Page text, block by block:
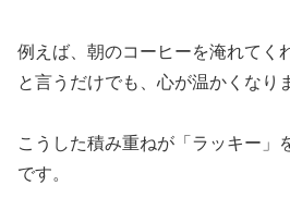
例えば、朝のコーヒーを淹れてく
と言うだけでも、心が温かくなり
こうした積み重ねが「ラッキー」
です。